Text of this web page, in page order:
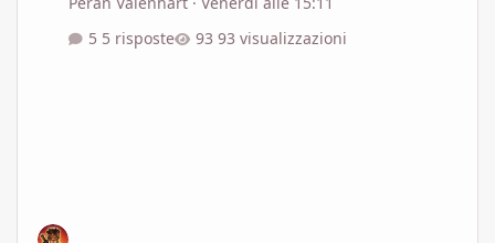
5 risposte
93 visualizzazioni